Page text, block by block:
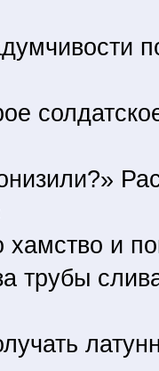
хамство и
трубы